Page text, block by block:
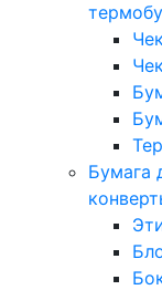
Бумага